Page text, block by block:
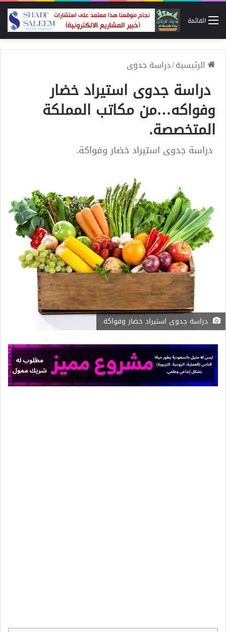
القائمة
الرئيسية/دراسة جدوى
دراسة جدوى استيراد خضار
وفواكه…من مكاتب المملكة
المتخصصة.
دراسة جدوى استيراد خضار وفواكة.
دراسة جدوى استيراد خضار وفواكة.